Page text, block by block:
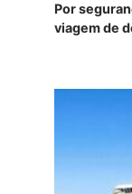
Por
viagem de